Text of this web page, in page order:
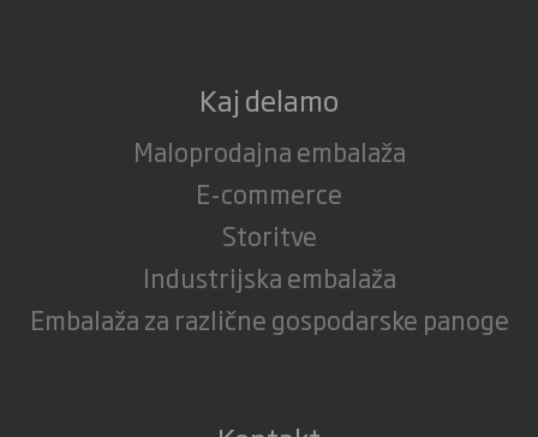
Kaj delamo
Maloprodajna embalaža
E-commerce
Storitve
Industrijska embalaža
Embalaža za različne gospodarske panoge